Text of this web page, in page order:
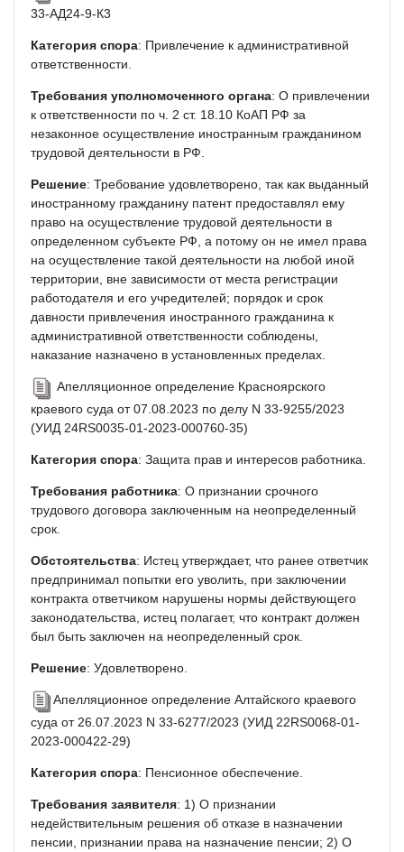
33-АД24-9-К3
Категория спора: Привлечение к административной
ответственности.
Требования уполномоченного органа: О привлечении
к ответственности по ч. 2 ст. 18.10 КоАП РФ за
незаконное осуществление иностранным гражданином
трудовой деятельности в РФ.
Решение: Требование удовлетворено, так как выданный
иностранному гражданину патент предоставлял ему
право на осуществление трудовой деятельности в
определенном субъекте РФ, а потому он не имел права
на осуществление такой деятельности на любой иной
территории, вне зависимости от места регистрации
работодателя и его учредителей; порядок и срок
давности привлечения иностранного гражданина к
административной ответственности соблюдены,
наказание назначено в установленных пределах.
Апелляционное определение Красноярского
краевого суда от 07.08.2023 по делу N 33-9255/2023
(УИД 24RS0035-01-2023-000760-35)
Категория спора: Защита прав и интересов работника.
Требования работника: О признании срочного
трудового договора заключенным на неопределенный
срок.
Обстоятельства: Истец утверждает, что ранее ответчик
предпринимал попытки его уволить, при заключении
контракта ответчиком нарушены нормы действующего
законодательства, истец полагает, что контракт должен
был быть заключен на неопределенный срок.
Решение: Удовлетворено.
Апелляционное определение Алтайского краевого
суда от 26.07.2023 N 33-6277/2023 (УИД 22RS0068-01-
2023-000422-29)
Категория спора: Пенсионное обеспечение.
Требования заявителя: 1) О признании
недействительным решения об отказе в назначении
пенсии, признании права на назначение пенсии; 2) О